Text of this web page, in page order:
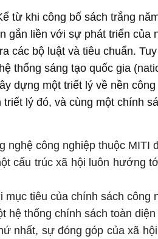
từ khi công bố sách trắng
gắn liền với sự phát triển của
các bộ luật và tiêu chuẩn.
thống sáng tạo quốc gia
dựng một triết lý về nền
lý đó, và cùng một chính
nghệ công nghiệp thuộc MITI
cấu trúc xã hội luôn hướng
tiêu của chính sách công
hệ thống chính sách toàn
nhất, sự đóng góp của xã